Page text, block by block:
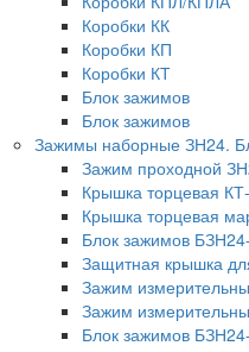
Коробки КК
Коробки КП
Коробки КТ
Блок зажимов
Блок зажимов
Зажимы наборные ЗН24.
Зажим проходной
Крышка торцевая
Крышка торцевая
Блок зажимов
Защитная крышка
Зажим
Зажим
Блок зажимов